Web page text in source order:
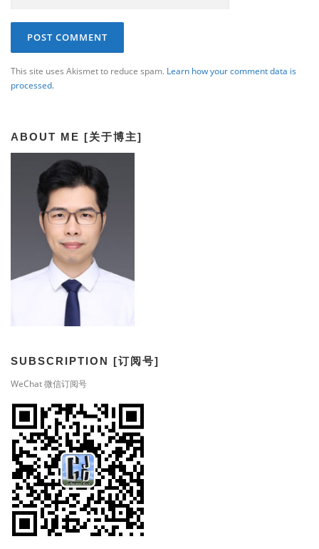
This site uses Akismet to reduce spam. Learn how your comment data is
processed.
ABOUT ME [关于博主]
SUBSCRIPTION [订阅号]
WeChat 微信订阅号